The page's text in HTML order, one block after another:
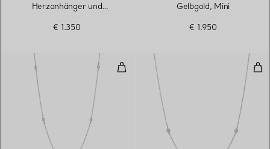
Herzanhänger und
€ 1.350
Gelbgold, Mini
€ 1.950
Diamonds by the Yard®